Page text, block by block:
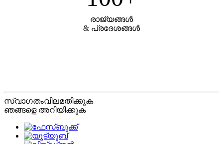
രാജ്യങ്ങൾ
& പ്രദേശങ്ങൾ
സ്വാഗതംവിലമതിക്കുക
ഞങ്ങളെ അറിയിക്കുക